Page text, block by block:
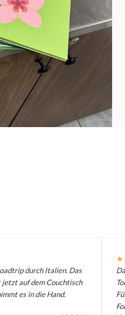
durch Italien. Das
auf dem Couchtisch
es in die Hand.